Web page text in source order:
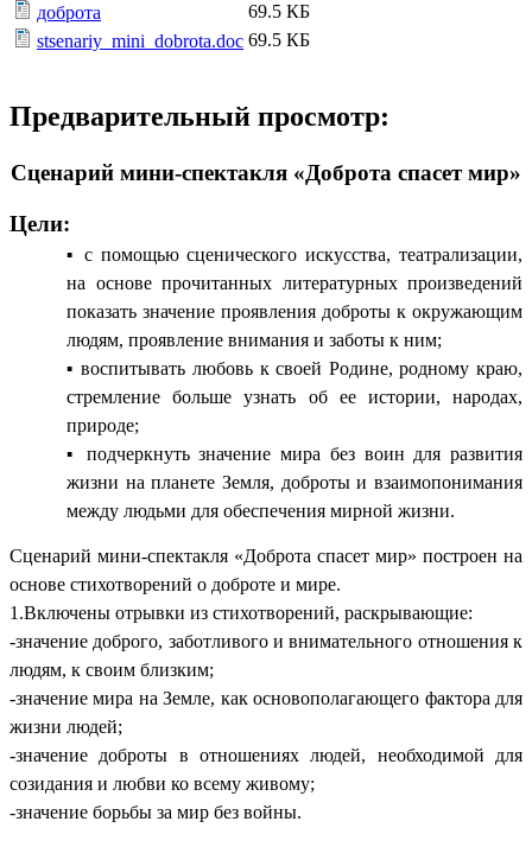
доброта
69.5 КБ
stsenariy_mini_dobrota.doc 69.5 КБ
Предварительный просмотр:
Сценарий мини-спектакля «Доброта спасет мир»
Цели:
с помощью сценического искусства, театрализации,
на основе прочитанных литературных произведений
показать значение проявления доброты к окружающим
людям, проявление внимания и заботы к ним;
воспитывать любовь к своей Родине, родному краю,
стремление больше узнать об ее истории, народах,
природе;
подчеркнуть значение мира без воин для развития
жизни на планете Земля, доброты и взаимопонимания
между людьми для обеспечения мирной жизни.
Сценарий мини-спектакля «Доброта спасет мир» построен на
основе стихотворений о доброте и мире.
1.Включены отрывки из стихотворений, раскрывающие:
-значение доброго, заботливого и внимательного отношения к
людям, к своим близким;
-значение мира на Земле, как основополагающего фактора для
жизни людей;
-значение доброты в отношениях людей, необходимой для
созидания и любви ко всему живому;
-значение борьбы за мир без войны.